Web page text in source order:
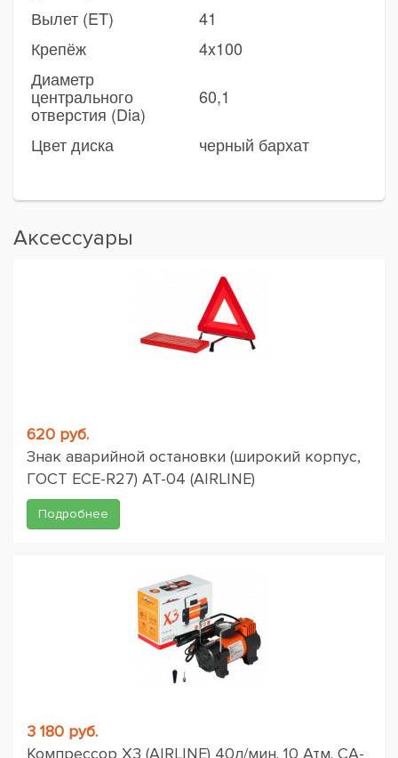
Вылет (ET)
41
Крепёж
4x100
Диаметр
центрального
отверстия (Dia)
60,1
Цвет диска черный бархат
Аксессуары
620 руб.
Знак аварийной остановки (широкий корпус,
ГОСТ ЕСЕ-R27) AT-04 (AIRLINE)
Подробнее
3 180 руб.
Компрессор X3 (AIRLINE) 40л/мин. 10 Атм. CA-